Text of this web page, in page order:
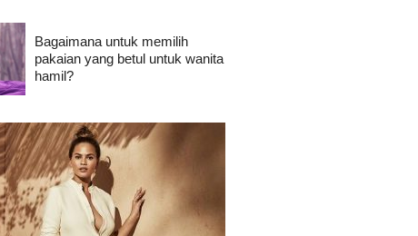
Bagaimana untuk memilih
pakaian yang betul untuk wanita
hamil?